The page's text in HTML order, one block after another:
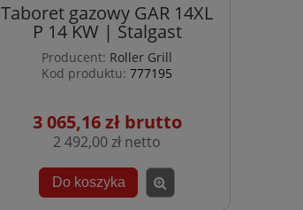
Taboret gazowy GAR 14XL
P 14 KW | Stalgast
Producent: Roller Grill
Kod produktu: 777195
3 065,16 zł
2 492,00 zł
Do koszyka